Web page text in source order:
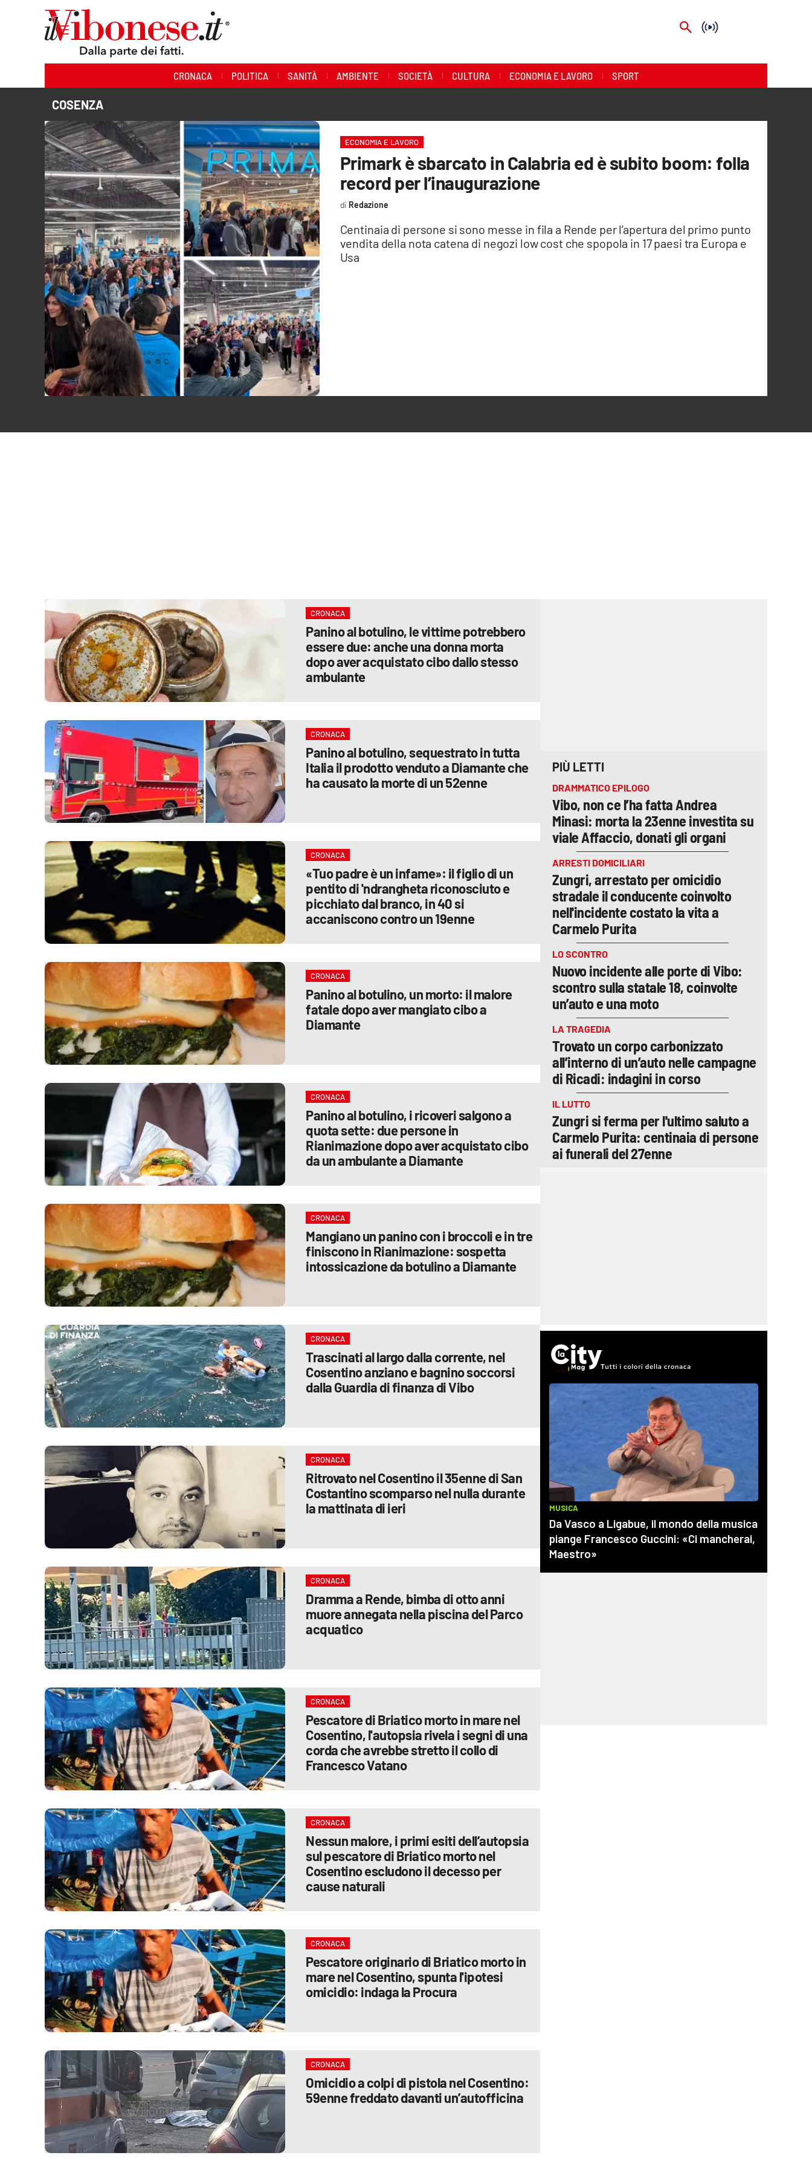
Economia e Lavoro
Streaming
cosenzachannel.it
catanzarochannel.it
lacapitalenews.it
CRONACA POLITICA SANITÀ AMBIENTE SOCIETÀ CULTURA ECONOMIA E LAVORO SPORT
COSENZA
ECONOMIA E LAVORO
Primark è sbarcato in Calabria ed è subito boom: folla
record per l’inaugurazione
Centinaia di persone si sono messe in fila a Rende per l’apertura del primo punto
vendita della nota catena di negozi low cost che spopola in 17 paesi tra Europa e
Usa
Redazione
CRONACA
Panino al botulino, le vittime potrebbero
essere due: anche una donna morta
dopo aver acquistato cibo dallo stesso
ambulante
CRONACA
Panino al botulino, sequestrato in tutta
Italia il prodotto venduto a Diamante che
ha causato la morte di un 52enne
CRONACA
«Tuo padre è un infame»: il figlio di un
pentito di 'ndrangheta riconosciuto e
picchiato dal branco, in 40 si
accaniscono contro un 19enne
CRONACA
Panino al botulino, un morto: il malore
fatale dopo aver mangiato cibo a
Diamante
CRONACA
Panino al botulino, i ricoveri salgono a
quota sette: due persone in
Rianimazione dopo aver acquistato cibo
da un ambulante a Diamante
CRONACA
Mangiano un panino con i broccoli e in tre
finiscono in Rianimazione: sospetta
intossicazione da botulino a Diamante
CRONACA
Trascinati al largo dalla corrente, nel
Cosentino anziano e bagnino soccorsi
dalla Guardia di finanza di Vibo
CRONACA
Ritrovato nel Cosentino il 35enne di San
Costantino scomparso nel nulla durante
la mattinata di ieri
CRONACA
Dramma a Rende, bimba di otto anni
muore annegata nella piscina del Parco
acquatico
CRONACA
Pescatore di Briatico morto in mare nel
Cosentino, l'autopsia rivela i segni di una
corda che avrebbe stretto il collo di
Francesco Vatano
CRONACA
Nessun malore, i primi esiti dell’autopsia
sul pescatore di Briatico morto nel
Cosentino escludono il decesso per
cause naturali
CRONACA
Pescatore originario di Briatico morto in
mare nel Cosentino, spunta l'ipotesi
omicidio: indaga la Procura
CRONACA
Omicidio a colpi di pistola nel Cosentino:
59enne freddato davanti un’autofficina
PIÙ LETTI
DRAMMATICO EPILOGO
Vibo, non ce l’ha fatta Andrea
Minasi: morta la 23enne investita su
viale Affaccio, donati gli organi
ARRESTI DOMICILIARI
Zungri, arrestato per omicidio
stradale il conducente coinvolto
nell'incidente costato la vita a
Carmelo Purita
LO SCONTRO
Nuovo incidente alle porte di Vibo:
scontro sulla statale 18, coinvolte
un’auto e una moto
LA TRAGEDIA
Trovato un corpo carbonizzato
all’interno di un’auto nelle campagne
di Ricadi: indagini in corso
IL LUTTO
Zungri si ferma per l'ultimo saluto a
Carmelo Purita: centinaia di persone
ai funerali del 27enne